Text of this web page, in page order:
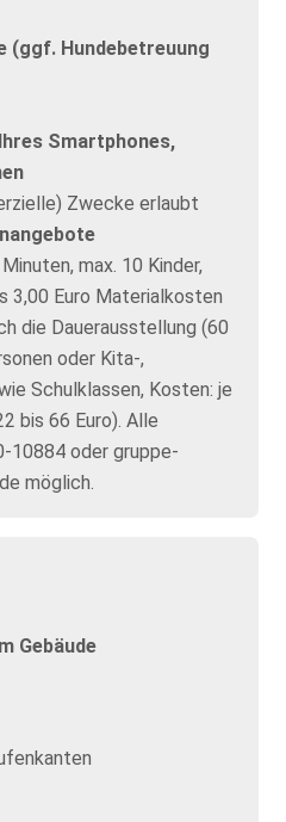
(ggf. Hundebetreuung
Smartphones,
Zwecke erlaubt
max. 10 Kinder,
3,00 Euro Materialkosten
die Dauerausstellung (60
oder Kita-,
Schulklassen, Kosten: je
bis 66 Euro). Alle
10884 oder gruppe-
möglich.
Gebäude